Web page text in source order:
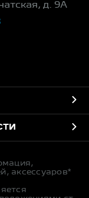
д. 9А
аксессуаров*